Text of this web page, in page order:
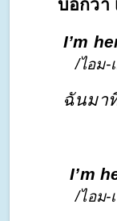
บอกว่า
I’m
/ไอม-
ฉันมา
I’m
/ไอม-